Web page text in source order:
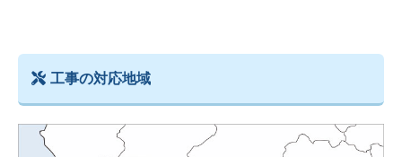
工事の対応地域